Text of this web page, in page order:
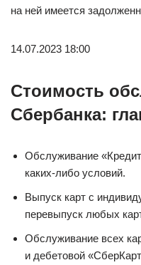
на ней имеется
14.07.2023 18:00
Стоимость
Сбербанка:
Обслуживание
каких-либо условий.
Выпуск карт с
перевыпуск любых
Обслуживание всех
и дебетовой